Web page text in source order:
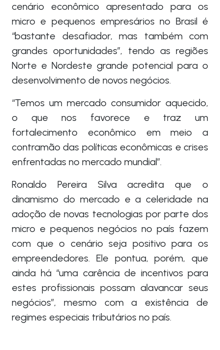
cenário econômico apresentado para os
micro e pequenos empresários no Brasil é
“bastante desafiador, mas também com
grandes oportunidades”, tendo as regiões
Norte e Nordeste grande potencial para o
desenvolvimento de novos negócios.
“Temos um mercado consumidor aquecido,
o que nos favorece e traz um
fortalecimento econômico em meio a
contramão das políticas econômicas e crises
enfrentadas no mercado mundial”.
Ronaldo Pereira Silva acredita que o
dinamismo do mercado e a celeridade na
adoção de novas tecnologias por parte dos
micro e pequenos negócios no país fazem
com que o cenário seja positivo para os
empreendedores. Ele pontua, porém, que
ainda há “uma carência de incentivos para
estes profissionais possam alavancar seus
negócios”, mesmo com a existência de
regimes especiais tributários no país.